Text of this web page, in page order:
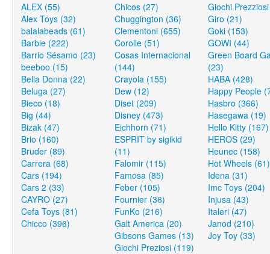
ALEX (55)
Alex Toys (32)
balalabeads (61)
Barbie (222)
Barrio Sésamo (23)
beeboo (15)
Bella Donna (22)
Beluga (27)
Bieco (18)
Big (44)
Bizak (47)
Brio (160)
Bruder (89)
Carrera (68)
Cars (194)
Cars 2 (33)
CAYRO (27)
Cefa Toys (81)
Chicco (396)
Chicos (27)
Chuggington (36)
Clementoni (655)
Corolle (51)
Cosas Internacional
(144)
Crayola (155)
Dew (12)
Diset (209)
Disney (473)
Eichhorn (71)
ESPRIT by sigikid
(11)
Falomir (115)
Famosa (85)
Feber (105)
Fournier (36)
FunKo (216)
Galt America (20)
Gibsons Games (13)
Giochi Preziosi (119)
Giochi
Giro (21)
Goki (153)
GOWI (44)
Green Board
(23)
HABA (428)
Happy People
Hasbro (366)
Hasegawa (19)
Hello Kitty (167)
HEROS (29)
Heunec (158)
Hot Wheels (61)
Idena (31)
Imc Toys (204)
Injusa (43)
Italeri (47)
Janod (210)
Joy Toy (33)